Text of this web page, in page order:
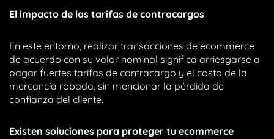
El impacto de las tarifas de contracargos
En este entorno, realizar transacciones de ecommerce
de acuerdo con su valor nominal significa arriesgarse a
pagar fuertes tarifas de contracargo y el costo de la
mercancía robada, sin mencionar la pérdida de
confianza del cliente.
Existen soluciones para proteger tu ecommerce